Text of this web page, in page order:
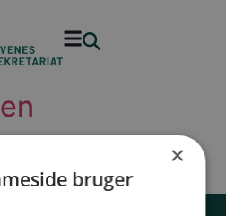
×
bruger